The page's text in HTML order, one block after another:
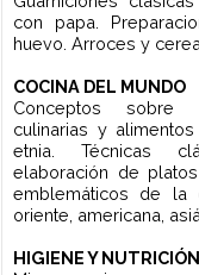
1er Cuatrimestre
2do